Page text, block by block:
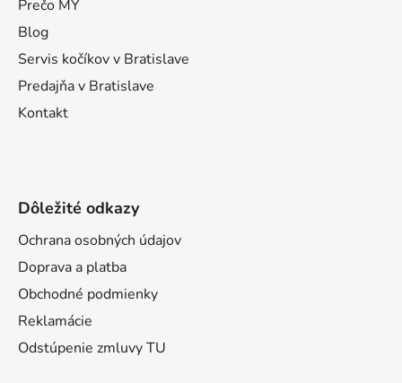
Prečo MY
Blog
Servis kočíkov v Bratislave
Predajňa v Bratislave
Kontakt
Dôležité odkazy
Ochrana osobných údajov
Doprava a platba
Obchodné podmienky
Reklamácie
Odstúpenie zmluvy TU